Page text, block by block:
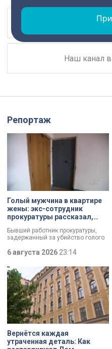
Наш канал
Наш канал в
Репортаж
Голый мужчина в квартире
жены: экс-сотрудник
прокуратуры рассказал,
Бывший работник прокуратуры,
задержанный за убийство голого
которые толкнули его на страшное
преступление. Два года назад он
вынес мертвеца из дома на улице
Луначарского, выдавая
бездыханного мужчину за
изрядно перебравшего приятеля.
6 августа 2026 23:14
Вернётся каждая
утраченная деталь: Как